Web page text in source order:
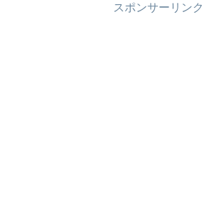
スポンサーリンク